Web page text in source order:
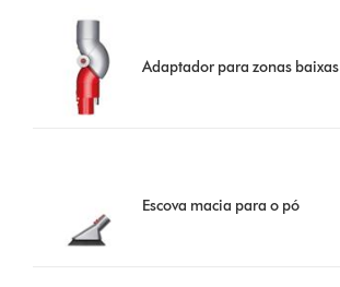
Adaptador para zonas baixas
Escova macia para o pó